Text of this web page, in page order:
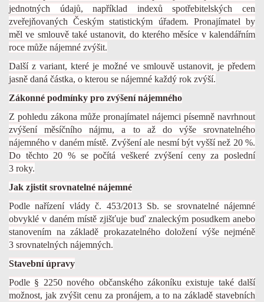
jednotných údajů, například indexů spotřebitelských cen
zveřejňovaných Českým statistickým úřadem. Pronajímatel by
měl ve smlouvě také ustanovit, do kterého měsíce v kalendářním
roce může nájemné zvýšit.
Další z variant, které je možné ve smlouvě ustanovit, je předem
jasně daná částka, o kterou se nájemné každý rok zvýší.
Zákonné podmínky pro zvýšení nájemného
Z pohledu zákona může pronajímatel nájemci písemně navrhnout
zvýšení měsíčního nájmu, a to až do výše srovnatelného
nájemného v daném místě. Zvýšení ale nesmí být vyšší než 20 %.
Do těchto 20 % se počítá veškeré zvýšení ceny za poslední
3 roky.
Jak zjistit srovnatelné nájemné
Podle nařízení vlády č. 453/2013 Sb. se srovnatelné nájemné
obvyklé v daném místě zjišťuje buď znaleckým posudkem anebo
stanovením na základě prokazatelného doložení výše nejméně
3 srovnatelných nájemných.
Stavební úpravy
Podle § 2250 nového občanského zákoníku existuje také další
možnost, jak zvýšit cenu za pronájem, a to na základě stavebních